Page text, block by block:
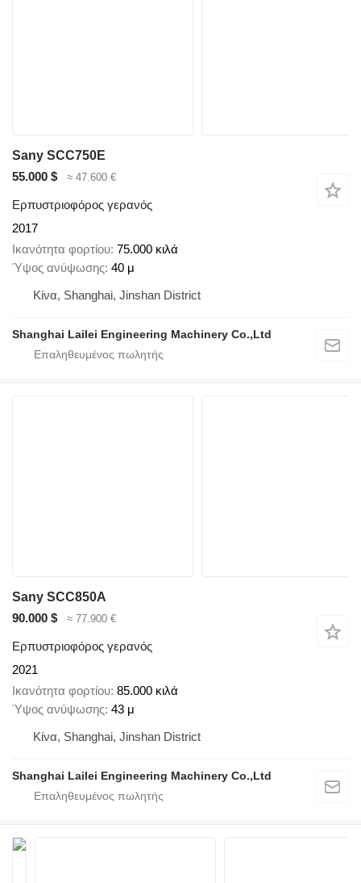
Sany SCC750E
55.000 $
≈ 47.600 €
Ερπυστριοφόρος γερανός
2017
Ικανότητα φορτίου 75.000 κιλά
Ύψος ανύψωσης 40 μ
Κίνα, Shanghai, Jinshan District
Shanghai Lailei Engineering Machinery Co.,Ltd
Sany SCC850A
90.000 $
≈ 77.900 €
Ερπυστριοφόρος γερανός
2021
Ικανότητα φορτίου 85.000 κιλά
Ύψος ανύψωσης 43 μ
Κίνα, Shanghai, Jinshan District
Shanghai Lailei Engineering Machinery Co.,Ltd